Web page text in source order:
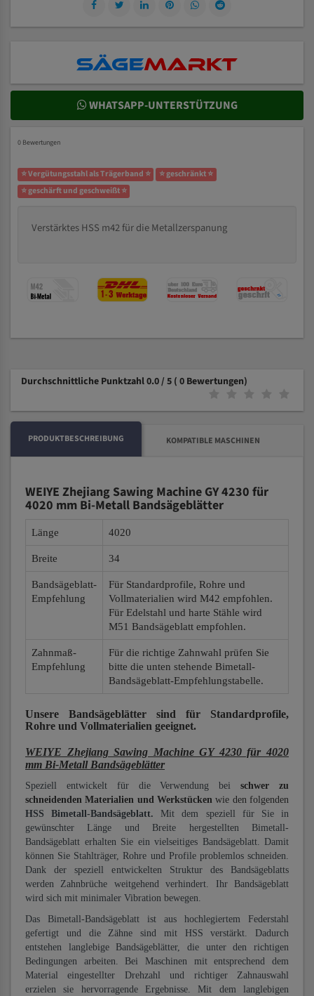
WHATSAPP-UNTERSTÜTZUNG
0 Bewertungen
⭐ Vergütungsstahl als Trägerband ⭐
⭐ geschränkt ⭐
⭐ geschärft und geschweißt ⭐
Verstärktes HSS m42 für die Metallzerspanung
Durchschnittliche Punktzahl 0.0 / 5 ( 0 Bewertungen)
PRODUKTBESCHREIBUNG KOMPATIBLE MASCHINEN
WEIYE Zhejiang Sawing Machine GY 4230 für
4020 mm Bi-Metall Bandsägeblätter
Länge 4020
Breite 34
Bandsägeblatt-
Empfehlung
Für Standardprofile, Rohre und
Vollmaterialien wird M42 empfohlen.
Für Edelstahl und harte Stähle wird
M51 Bandsägeblatt empfohlen.
Zahnmaß-
Empfehlung
Für die richtige Zahnwahl prüfen Sie
bitte die unten stehende Bimetall-
Bandsägeblatt-Empfehlungstabelle.
Unsere Bandsägeblätter sind für Standardprofile,
Rohre und Vollmaterialien geeignet.
WEIYE Zhejiang Sawing Machine GY 4230 für 4020
mm Bi-Metall Bandsägeblätter
Speziell entwickelt für die Verwendung beischwer zu
schneidenden Materialien und Werkstücken wie den folgenden
HSS Bimetall-Bandsägeblatt. Mit dem speziell für Sie in
gewünschter Länge und Breite hergestellten Bimetall-
Bandsägeblatt erhalten Sie ein vielseitiges Bandsägeblatt. Damit
können Sie Stahlträger, Rohre und Profile problemlos schneiden.
Dank der speziell entwickelten Struktur des Bandsägeblatts
werden Zahnbrüche weitgehend verhindert. Ihr Bandsägeblatt
wird sich mit minimaler Vibration bewegen.
Das Bimetall-Bandsägeblatt ist aus hochlegiertem Federstahl
gefertigt und die Zähne sind mit HSS verstärkt. Dadurch
entstehen langlebige Bandsägeblätter, die unter den richtigen
Bedingungen arbeiten. Bei Maschinen mit entsprechend dem
Material eingestellter Drehzahl und richtiger Zahnauswahl
erzielen sie hervorragende Ergebnisse. Mit dem langlebigen